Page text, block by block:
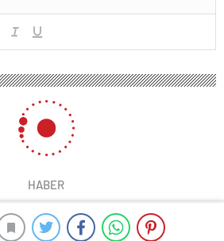
HABER